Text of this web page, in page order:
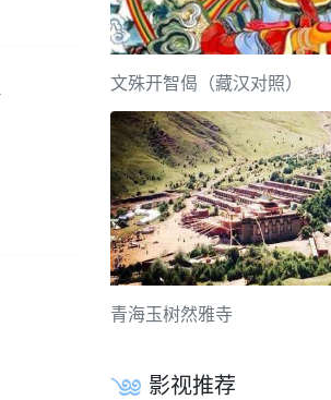
文殊开智偈（藏汉对照）
青海玉树然雅寺
影视推荐